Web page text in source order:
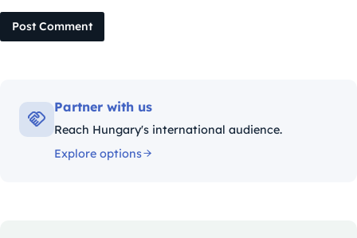
Post Comment
Partner with us
Reach Hungary's international audience.
Explore options